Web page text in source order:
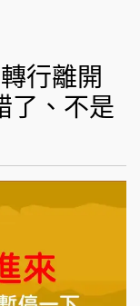
行離開
了、不是